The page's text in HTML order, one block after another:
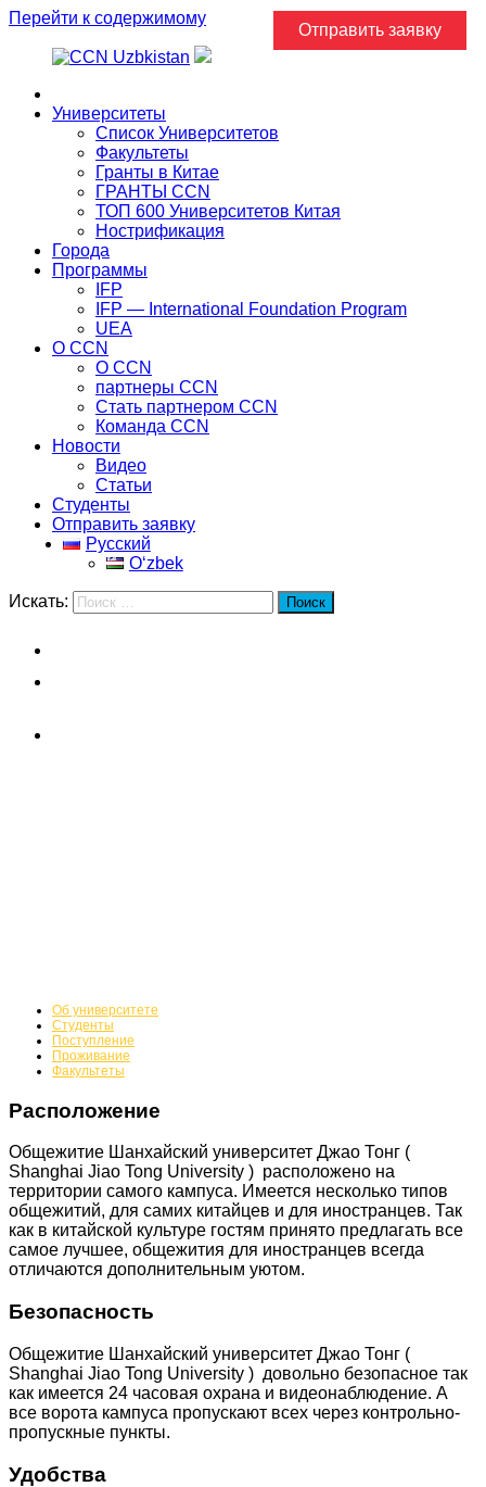
Перейти к содержимому
Университеты
Список Университетов
Факультеты
Гранты в Китае
ГРАНТЫ ССN
ТОП 600 Университетов Китая
Нострификация
Города
Программы
IFP
IFP — International Foundation Program
UEA
О CCN
О CCN
партнеры ССN
Стать партнером CCN
Команда ССN
Новости
Видео
Статьи
Студенты
Отправить заявку
Русский
Oʻzbek
Искать: Поиск
Отправить заявку
Об университете
Студенты
Поступление
Проживание
Факультеты
Расположение
Общежитие Шанхайский университет Джао Тонг (
Shanghai Jiao Tong University ) расположено на
территории самого кампуса. Имеется несколько типов
общежитий, для самих китайцев и для иностранцев. Так
как в китайской культуре гостям принято предлагать все
самое лучшее, общежития для иностранцев всегда
отличаются дополнительным уютом.
Безопасность
Общежитие Шанхайский университет Джао Тонг (
Shanghai Jiao Tong University ) довольно безопасное так
как имеется 24 часовая охрана и видеонаблюдение. А
все ворота кампуса пропускают всех через контрольно-
пропускные пункты.
Удобства